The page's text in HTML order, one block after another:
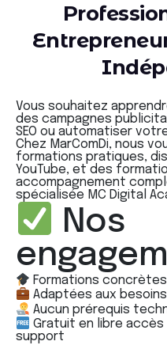
Professio
Entrepreneu
Indép
Vous souhaitez
des campagnes
SEO ou automatiser
Chez MarComDi, nous
formations pratiques,
YouTube, et des
accompagnement
spécialisée MC Digital
Nos
Formations
Adaptées aux besoins
Aucun prérequis
Gratuit en libre accès
support